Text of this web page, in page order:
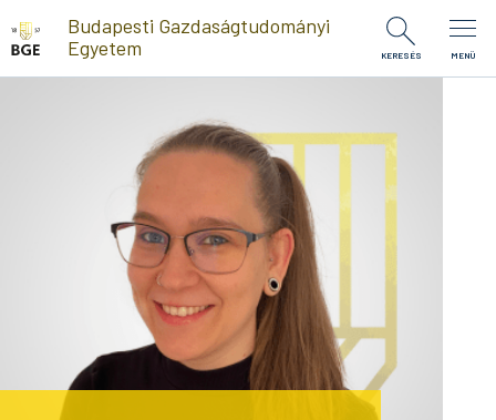
Ugrás a tartalomra
Budapesti Gazdaságtudományi
Egyetem
KERESÉS MENÜ